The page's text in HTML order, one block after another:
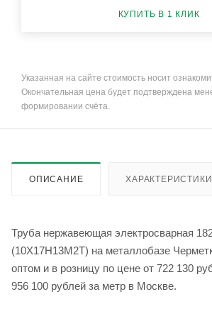
КУПИТЬ В 1 КЛИК
Указанная на сайте стоимость носит
Окончательная цена будет подтверждена
формировании счёта.
ОПИСАНИЕ ХАРАКТЕРИСТИКИ
Труба нержавеющая электросварная
(10Х17Н13М2Т) на металлобазе
оптом и в розницу по цене от 722 130
956 100 рублей за метр в Москве.